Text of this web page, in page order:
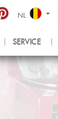
SERVICE
NL